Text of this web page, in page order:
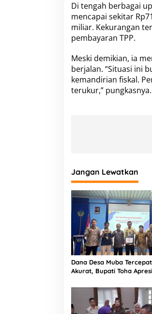
Di tengah berbagai
mencapai sekitar
miliar. Kekurangan
pembayaran TPP.
Meski demikian, ia
berjalan. “Situasi ini
kemandirian fiskal.
terukur,” pungkasnya.
Jangan Lewatkan
Dana Desa Muba
Akurat, Bupati Toha